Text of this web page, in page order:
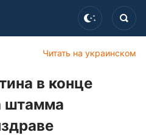
Читать на украинском
в конце
штамма